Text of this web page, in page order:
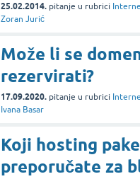
25.02.2014. pitanje u rubrici
Zoran Jurić
Može li se
rezervirati?
17.09.2020. pitanje u rubrici
Ivana Basar
Koji hosting
preporučate za